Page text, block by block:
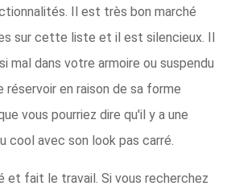
Il est très bon marché
sur cette liste et il est silencieux. Il
mal dans votre armoire ou suspendu
en raison de sa forme
vous pourriez dire qu'il y a une
cool avec son look pas carré.
et fait le travail. Si vous recherchez